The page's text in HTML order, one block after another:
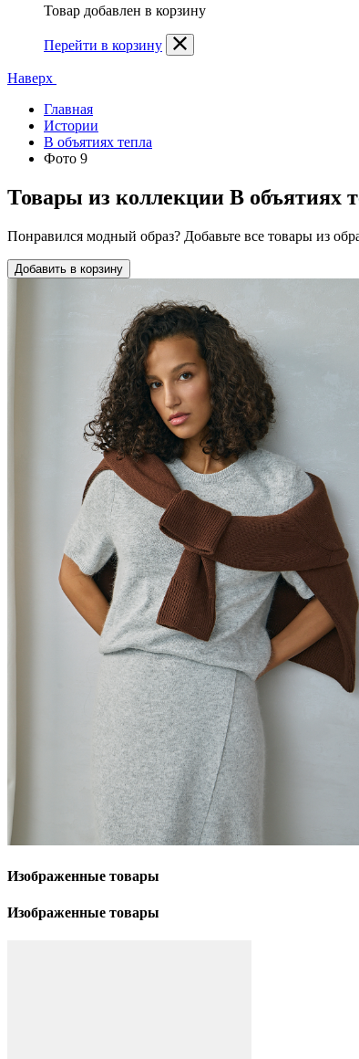
Товар добавлен в корзину
Перейти в корзину
Наверх
Главная
Истории
В объятиях тепла
Фото 9
Товары из коллекции В объятиях
Понравился модный образ? Добавьте все товары из
Добавить в корзину
Изображенные товары
Изображенные товары